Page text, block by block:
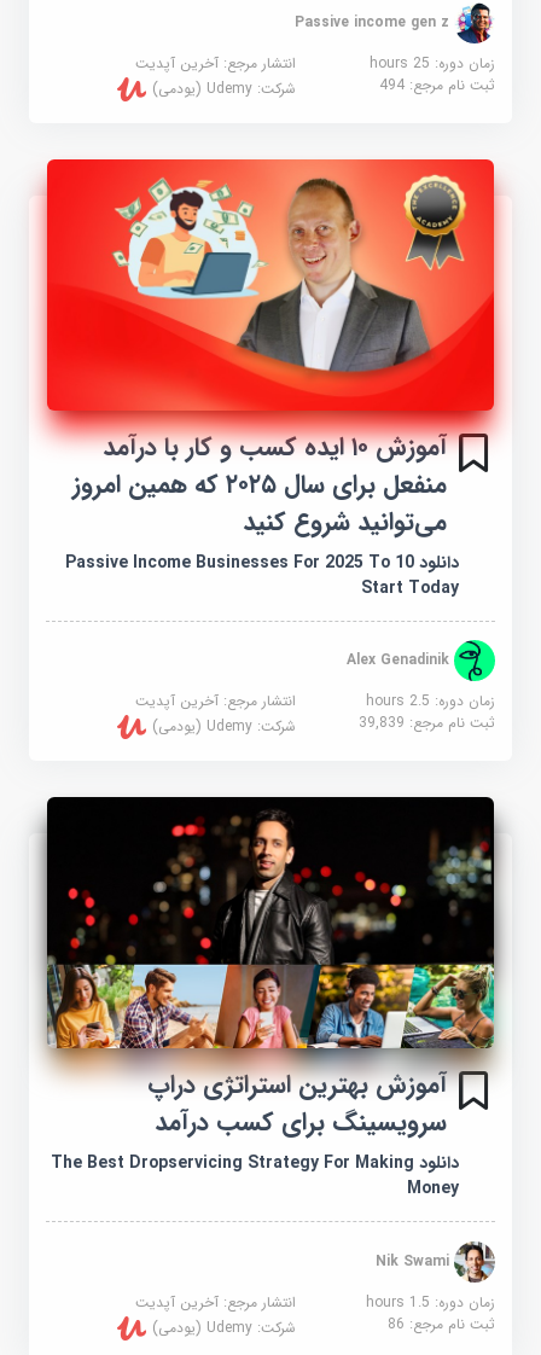
Passive income gen z
زمان دوره: 25 hours
انتشار مرجع:آخرین آپدیت
ثبت نام مرجع:494 شرکت:Udemy (یودمی)
آموزش ۱۰ ایده کسب و کار با درآمد
منفعل برای سال ۲۰۲۵ که همین امروز
می‌توانید شروع کنید
دانلود 10 Passive Income Businesses For 2025 To
Start Today
Alex Genadinik
زمان دوره: 2.5 hours
انتشار مرجع:آخرین آپدیت
ثبت نام مرجع:39,839 شرکت:Udemy (یودمی)
آموزش بهترین استراتژی دراپ
سرویسینگ برای کسب درآمد
دانلود The Best Dropservicing Strategy For Making
Money
Nik Swami
زمان دوره: 1.5 hours
انتشار مرجع:آخرین آپدیت
ثبت نام مرجع:86 شرکت:Udemy (یودمی)